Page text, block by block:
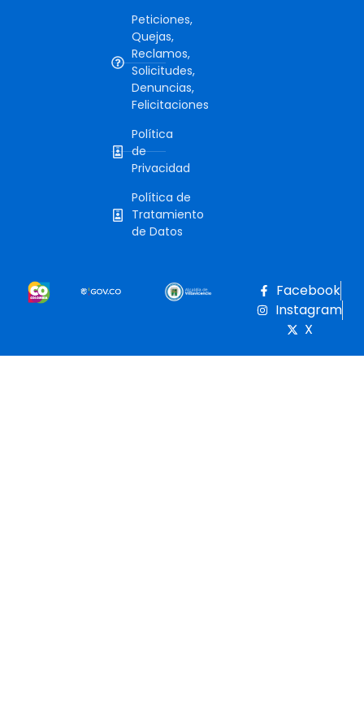
Peticiones,
Quejas,
Reclamos,
Solicitudes,
Denuncias,
Felicitaciones
Política
de
Privacidad
Política de
Tratamiento
de Datos
Facebook
Instagram
X